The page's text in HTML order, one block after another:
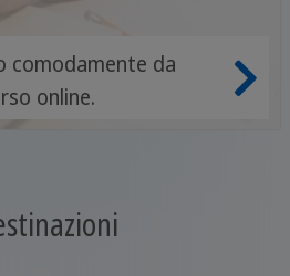
comodamente da
online.